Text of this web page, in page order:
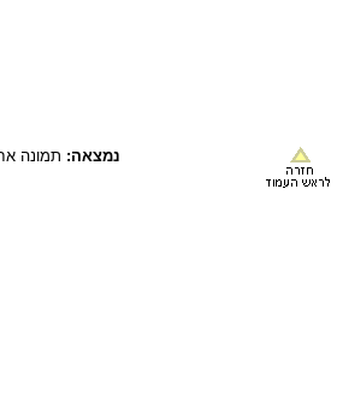
נמצאה: תמונה